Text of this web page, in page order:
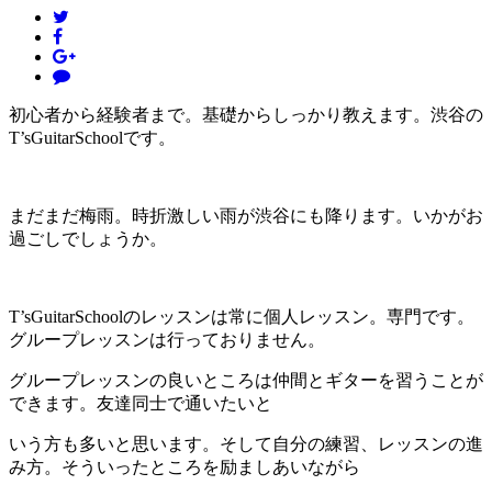
初心者から経験者まで。基礎からしっかり教えます。渋谷の
T’sGuitarSchoolです。
まだまだ梅雨。時折激しい雨が渋谷にも降ります。いかがお
過ごしでしょうか。
T’sGuitarSchoolのレッスンは常に個人レッスン。専門です。
グループレッスンは行っておりません。
グループレッスンの良いところは仲間とギターを習うことが
できます。友達同士で通いたいと
いう方も多いと思います。そして自分の練習、レッスンの進
み方。そういったところを励ましあいながら